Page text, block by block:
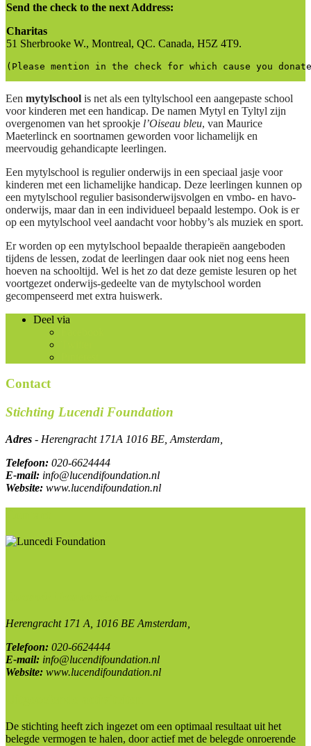
Send the check to the next Address:
Charitas
51 Sherbrooke W., Montreal, QC. Canada, H5Z 4T9.
(Please mention in the check for which cause you
Een mytylschool is net als een tyltylschool een aangepaste school
voor kinderen met een handicap. De namen Mytyl en Tyltyl zijn
overgenomen van het sprookje l’Oiseau bleu, van Maurice
Maeterlinck en soortnamen geworden voor lichamelijk en
meervoudig gehandicapte leerlingen.
Een mytylschool is regulier onderwijs in een speciaal jasje voor
kinderen met een lichamelijke handicap. Deze leerlingen kunnen op
een mytylschool regulier basisonderwijsvolgen en vmbo- en havo-
onderwijs, maar dan in een individueel bepaald lestempo. Ook is er
op een mytylschool veel aandacht voor hobby’s als muziek en sport.
Er worden op een mytylschool bepaalde therapieën aangeboden
tijdens de lessen, zodat de leerlingen daar ook niet nog eens heen
hoeven na schooltijd. Wel is het zo dat deze gemiste lesuren op het
voortgezet onderwijs-gedeelte van de mytylschool worden
gecompenseerd met extra huiswerk.
Deel via
Contact
Stichting Lucendi Foundation
Adres - Herengracht 171A 1016 BE, Amsterdam,
Telefoon: 020-6624444
E-mail: info@lucendifoundation.nl
Website: www.lucendifoundation.nl
Herengracht 171 A, 1016 BE Amsterdam,
Telefoon: 020-6624444
E-mail: info@lucendifoundation.nl
Website: www.lucendifoundation.nl
De stichting heeft zich ingezet om een optimaal resultaat uit het
belegde vermogen te halen, door actief met de belegde onroerende